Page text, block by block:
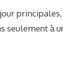
seulement à